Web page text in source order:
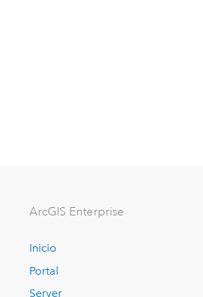
ArcGIS Enterprise
Inicio
Portal
Server